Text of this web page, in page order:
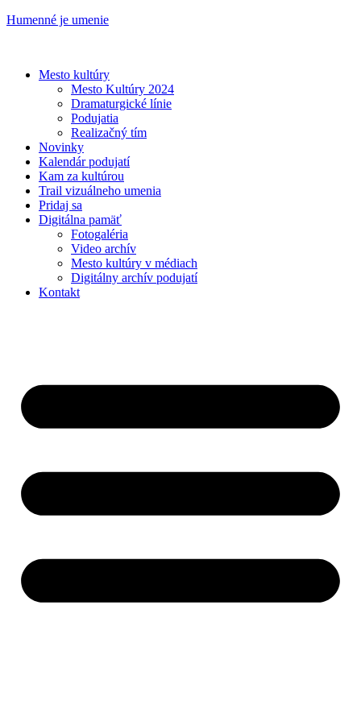
Humenné je umenie
Mesto kultúry
Mesto Kultúry 2024
Dramaturgické línie
Podujatia
Realizačný tím
Novinky
Kalendár podujatí
Kam za kultúrou
Trail vizuálneho umenia
Pridaj sa
Digitálna pamäť
Fotogaléria
Video archív
Mesto kultúry v médiach
Digitálny archív podujatí
Kontakt